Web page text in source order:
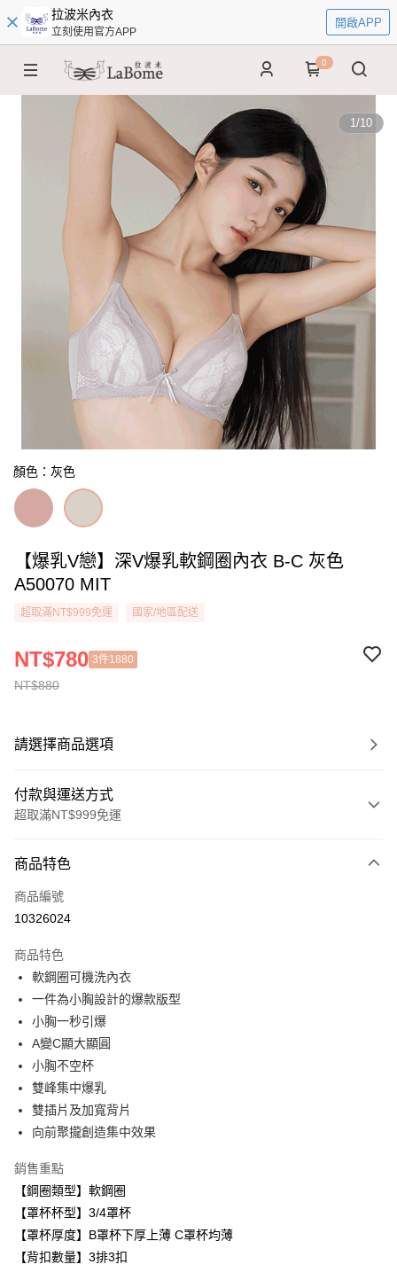
拉波米內衣
立刻使用官方APP
開啟APP
0
1/10
顏色：灰色
【爆乳V戀】深V爆乳軟鋼圈內衣 B-C 灰色
A50070 MIT
超取滿NT$999免運 國家/地區配送
NT$880
NT$780 3件1880
請選擇商品選項
付款與運送方式
超取滿NT$999免運
信用卡一次付款
超商取貨付款
Apple Pay
悠遊付
全盈+PAY
AFTEE先享後付
相關說明
【關於「AFTEE先享後付」】
AFTEE先享後付是「在收到商品之後才付款」的支付方式。 讓您購物簡單
１．簡單：不需註冊會員、不需綁卡、不需儲值。
２．便利：只要手機號碼，簡訊認證，即可結帳。
３．安心：先確認商品／服務後，再付款。
１．於結帳方式選擇「AFTEE先享後付」後，將跳轉至「AFTEE先享後付」
結帳頁面，進行簡訊認證並確認金額後，即可完成結帳。
ATM付款
運送方式
全家取貨付款
每筆NT$80，滿NT$999(含以上)免運費
付款後全家取貨
商品特色
商品編號
10326024
商品特色
軟鋼圈可機洗內衣
一件為小胸設計的爆款版型
小胸一秒引爆
A變C顯大顯圓
小胸不空杯
雙峰集中爆乳
雙插片及加寬背片
向前聚攏創造集中效果
銷售重點
【鋼圈類型】軟鋼圈
【罩杯杯型】3/4罩杯
【罩杯厚度】B罩杯下厚上薄 C罩杯均薄
【背扣數量】3排3扣